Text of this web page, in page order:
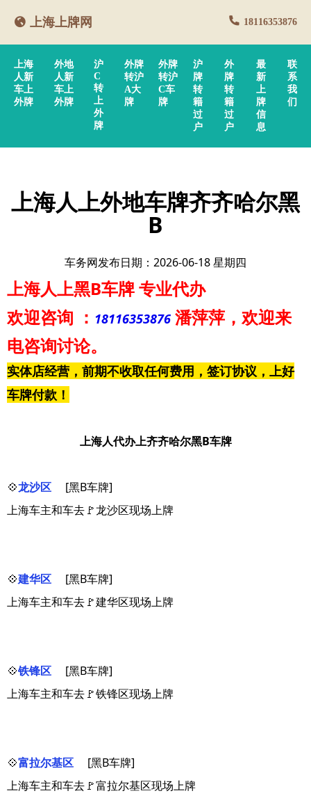
上海上牌网 18116353876
上海
人新
车上
外牌
外地
人新
车上
外牌
沪
C
转
上
外
牌
外牌
转沪
A大
牌
外牌
转沪
C车
牌
沪
牌
转
籍
过
户
外
牌
转
籍
过
户
最
新
上
牌
信
息
联
系
我
们
上海人上外地车牌齐齐哈尔黑
B
车务网发布日期：2026-06-18 星期四
上海人上黑B车牌专业代办
欢迎咨询 ： 18116353876 潘萍萍 ，欢迎来
电咨询讨论。
实体店经营，前期不收取任何费用，签订协议，上好
车牌付款！
上海人代办上齐齐哈尔黑B车牌
💠龙沙区
[黑B车牌]
上海车主和车去🚩龙沙区现场上牌
💠建华区
[黑B车牌]
上海车主和车去🚩建华区现场上牌
💠铁锋区
[黑B车牌]
上海车主和车去🚩铁锋区现场上牌
💠富拉尔基区
[黑B车牌]
上海车主和车去🚩富拉尔基区现场上牌